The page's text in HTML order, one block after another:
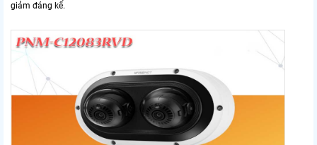
giảm đáng kể.